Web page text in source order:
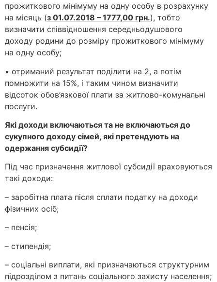
прожиткового мінімуму на одну особу в розрахунку
на місяць (з 01.07.2018 – 1777,00 грн.), тобто
визначити співвідношення середньодушового
доходу родини до розміру прожиткового мінімуму
на одну особу;
• отриманий результат поділити на 2, а потім
помножити на 15%, і таким чином визначити
відсоток обов’язкової плати за житлово-комунальні
послуги.
Які доходи включаються та не включаються до
сукупного доходу сімей, які претендують на
одержання субсидії?
Під час призначення житлової субсидії враховуються
такі доходи:
– заробітна плата після сплати податку на доходи
фізичних осіб;
– пенсія;
– стипендія;
– соціальні виплати, які призначаються структурним
підрозділом з питань соціального захисту населення;